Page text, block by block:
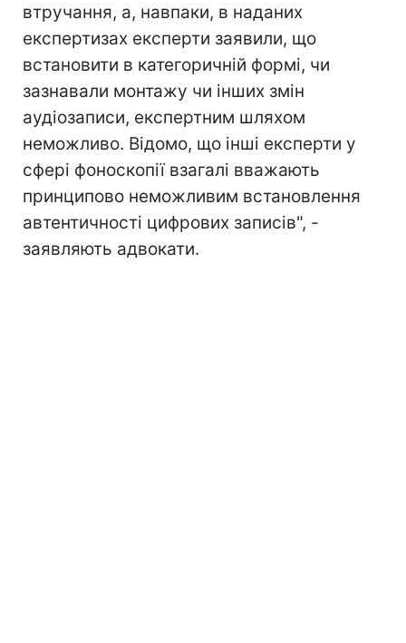
втручання, а, навпаки, в наданих
експертизах експерти заявили, що
встановити в категоричній формі, чи
зазнавали монтажу чи інших змін
аудіозаписи, експертним шляхом
неможливо. Відомо, що інші експерти у
сфері фоноскопії взагалі вважають
принципово неможливим встановлення
автентичності цифрових записів", -
заявляють адвокати.